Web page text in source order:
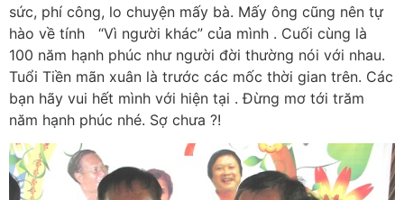
sức, phí công, lo chuyện mấy bà. Mấy ông cũng nên tự
hào về tính “Vì người khác” của mình . Cuối cùng là
100 năm hạnh phúc như người đời thường nói với nhau.
Tuổi Tiền mãn xuân là trước các mốc thời gian trên. Các
bạn hãy vui hết mình với hiện tại . Đừng mơ tới trăm
năm hạnh phúc nhé. Sợ chưa ?!